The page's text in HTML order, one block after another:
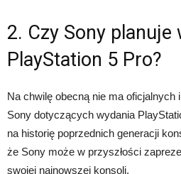
2. Czy Sony planuje
PlayStation 5 Pro?
Na chwilę obecną nie ma oficjalnych
Sony dotyczących wydania
na historię poprzednich generacji
że Sony może w przyszłości
swojej najnowszej konsoli.